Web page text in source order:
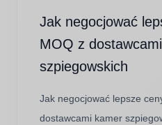
Jak negocjować
MOQ z
szpiegowskich
Jak negocjować lepsze
dostawcami kamer